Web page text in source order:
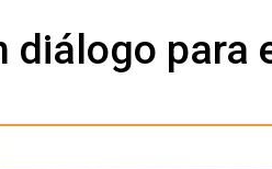
diálogo para